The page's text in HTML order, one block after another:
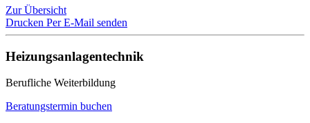
Zur Übersicht
Drucken Per E-Mail senden
Heizungsanlagentechnik
Berufliche Weiterbildung
Beratungstermin buchen